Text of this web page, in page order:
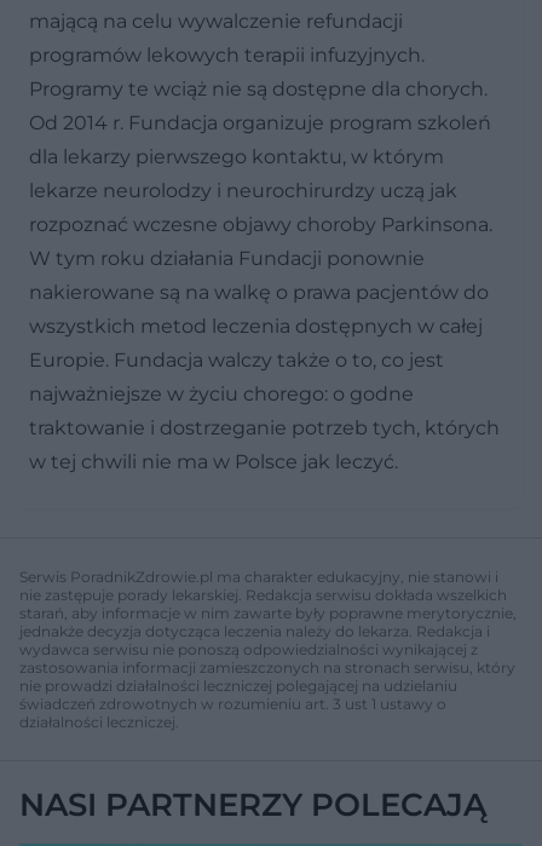
mającą na celu wywalczenie refundacji
programów lekowych terapii infuzyjnych.
Programy te wciąż nie są dostępne dla chorych.
Od 2014 r. Fundacja organizuje program szkoleń
dla lekarzy pierwszego kontaktu, w którym
lekarze neurolodzy i neurochirurdzy uczą jak
rozpoznać wczesne objawy choroby Parkinsona.
W tym roku działania Fundacji ponownie
nakierowane są na walkę o prawa pacjentów do
wszystkich metod leczenia dostępnych w całej
Europie. Fundacja walczy także o to, co jest
najważniejsze w życiu chorego: o godne
traktowanie i dostrzeganie potrzeb tych, których
w tej chwili nie ma w Polsce jak leczyć.
Serwis PoradnikZdrowie.pl ma charakter edukacyjny, nie stanowi i
nie zastępuje porady lekarskiej. Redakcja serwisu dokłada wszelkich
starań, aby informacje w nim zawarte były poprawne merytorycznie,
jednakże decyzja dotycząca leczenia należy do lekarza. Redakcja i
wydawca serwisu nie ponoszą odpowiedzialności wynikającej z
zastosowania informacji zamieszczonych na stronach serwisu, który
nie prowadzi działalności leczniczej polegającej na udzielaniu
świadczeń zdrowotnych w rozumieniu art. 3 ust 1 ustawy o
działalności leczniczej.
NASI PARTNERZY POLECAJĄ